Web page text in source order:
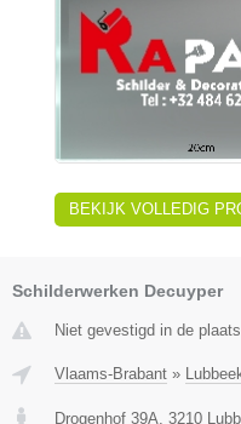
BEKIJK VOLLEDIG
Schilderwerken Decuyper
Niet gevestigd in de
Vlaams-Brabant »
Drogenhof 39A 3210